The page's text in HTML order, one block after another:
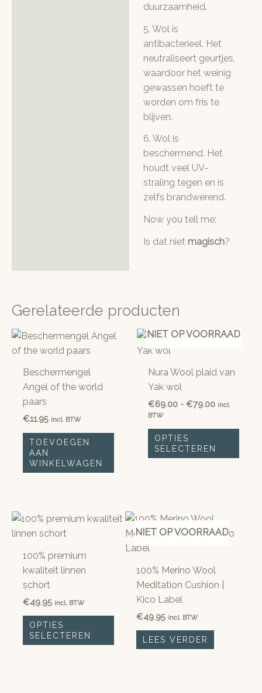
duurzaamheid.
5. Wol is
antibacterieel. Het
neutraliseert geurtjes,
waardoor het weinig
gewassen hoeft te
worden om fris te
blijven.
6. Wol is
beschermend. Het
houdt veel UV-
straling tegen en is
zelfs brandwerend.
Now you tell me:
Is dat niet magisch?
Gerelateerde producten
Beschermengel
Angel of the world
paars
€11.95 incl. BTW
TOEVOEGEN
AAN
WINKELWAGEN
NIET OP VOORRAAD
Nura Wool plaid van
Yak wol
€69.00 - €79.00Prijsklasse:
incl.
BTW
OPTIES
SELECTEREN
Dit
heeft
100% premium
kwaliteit linnen
schort
€49.95 incl. BTW
OPTIES
SELECTEREN
Dit
product
heeft
NIET OP VOORRAAD
100% Merino Wool
Meditation Cushion |
Kico Label
€49.95 incl. BTW
LEES VERDER